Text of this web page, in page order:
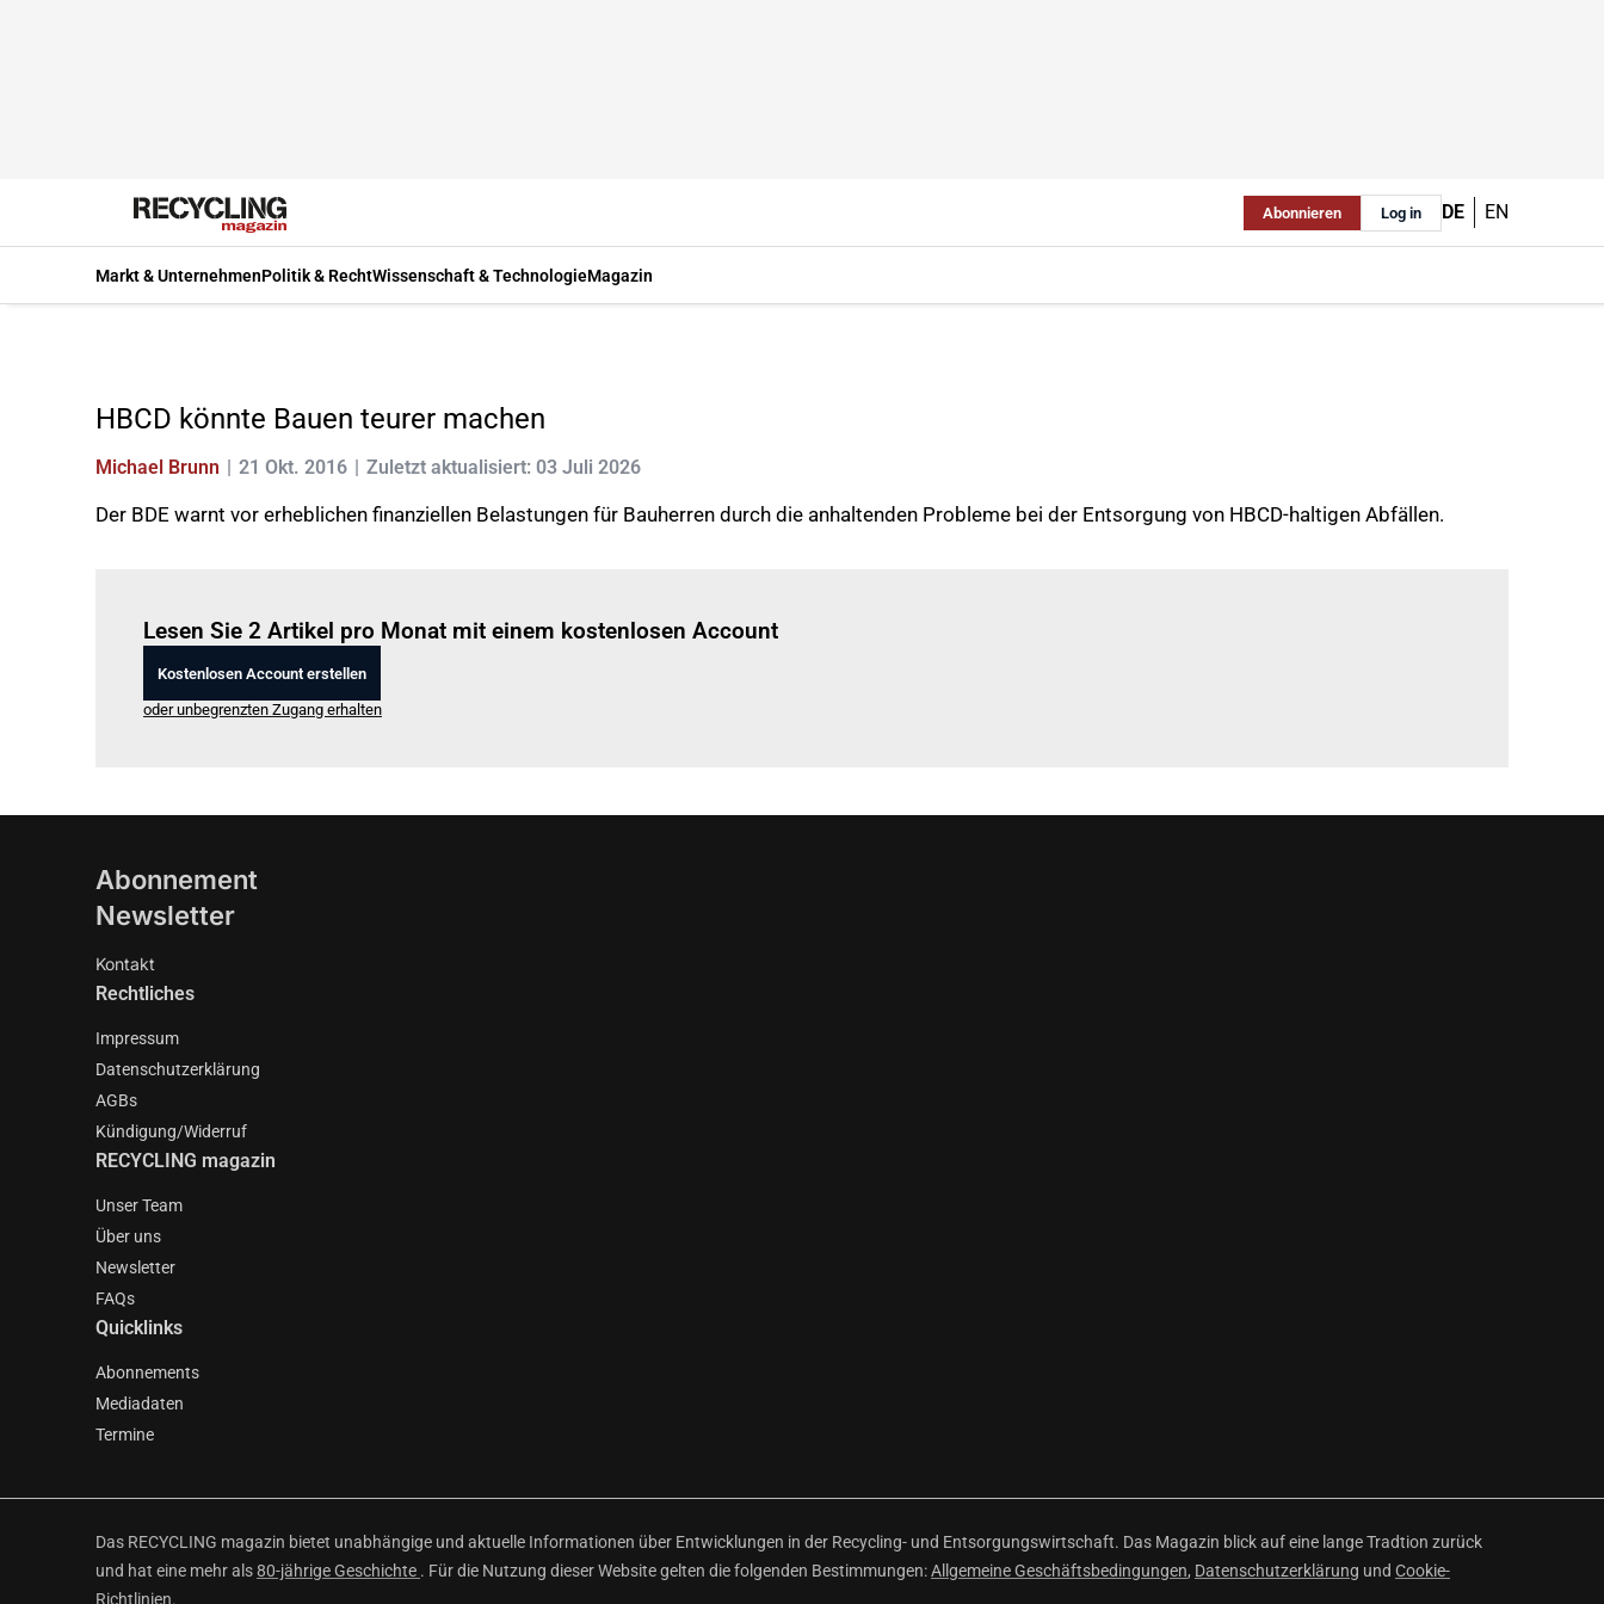
Abonnieren Log in DE EN
Markt & UnternehmenPolitik & RechtWissenschaft & TechnologieMagazin
HBCD könnte Bauen teurer machen
Michael Brunn 21 Okt. 2016 Zuletzt aktualisiert: 03 Juli 2026
Der BDE warnt vor erheblichen finanziellen Belastungen für Bauherren durch die anhaltenden Probleme bei der Entsorgung von HBCD-haltigen Abfällen.
Lesen Sie 2 Artikel pro Monat mit einem kostenlosen Account
Kostenlosen Account erstellen
oder unbegrenzten Zugang erhalten
Abonnement
Newsletter
Kontakt
Rechtliches
Impressum
Datenschutzerklärung
AGBs
Kündigung/Widerruf
RECYCLING magazin
Unser Team
Über uns
Newsletter
FAQs
Quicklinks
Abonnements
Mediadaten
Termine
Das RECYCLING magazin bietet unabhängige und aktuelle Informationen über Entwicklungen in der Recycling- und Entsorgungswirtschaft. Das Magazin blick auf eine lange Tradtion zurück
und hat eine mehr als80-jährige Geschichte . Für die Nutzung dieser Website gelten die folgenden Bestimmungen:Allgemeine Geschäftsbedingungen, Datenschutzerklärung und Cookie-
Richtlinien.